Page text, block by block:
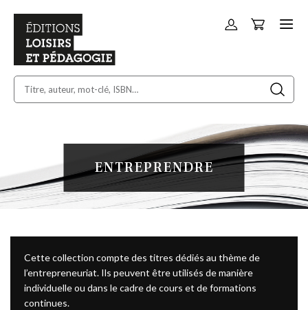
Allez
Panier
ENTREPRENDRE
Cette collection compte des titres dédiés au thème de
l’entrepreneuriat. Ils peuvent être utilisés de manière
individuelle ou dans le cadre de cours et de formations
continues.